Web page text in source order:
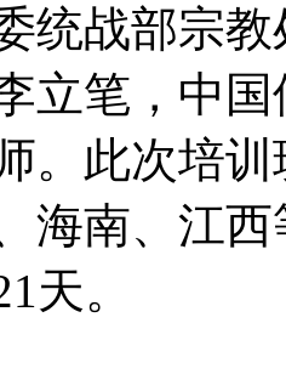
统战部宗
立笔，中
。此次培
海南、江
天。